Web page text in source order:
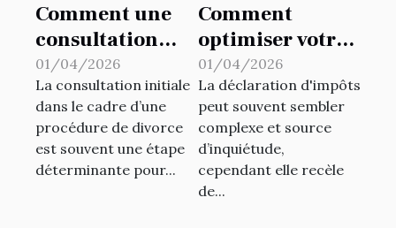
Comment une
consultation
initiale peut
orienter votre
procédure de
divorce ?
01/04/2026
La consultation initiale
dans le cadre d’une
procédure de divorce
est souvent une étape
déterminante pour...
Comment
optimiser votre
déclaration
d'impôts pour
maximiser les
retours ?
01/04/2026
La déclaration d'impôts
peut souvent sembler
complexe et source
d’inquiétude,
cependant elle recèle
de...